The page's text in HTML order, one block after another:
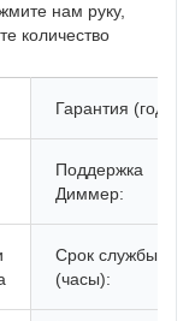
нам руку,
количество
Гарантия (год):
Поддержка
Диммер:
Срок службы
(часы):